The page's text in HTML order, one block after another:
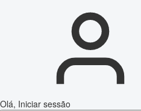
Olá, Iniciar sessão